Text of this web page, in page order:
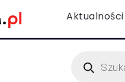
Aktualności